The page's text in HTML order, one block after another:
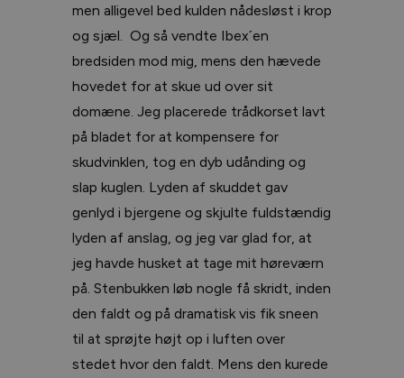
men alligevel bed kulden nådesløst i krop
og sjæl. Og så vendte Ibex´en
bredsiden mod mig, mens den hævede
hovedet for at skue ud over sit
domæne. Jeg placerede trådkorset lavt
på bladet for at kompensere for
skudvinklen, tog en dyb udånding og
slap kuglen. Lyden af skuddet gav
genlyd i bjergene og skjulte fuldstændig
lyden af anslag, og jeg var glad for, at
jeg havde husket at tage mit høreværn
på. Stenbukken løb nogle få skridt, inden
den faldt og på dramatisk vis fik sneen
til at sprøjte højt op i luften over
stedet hvor den faldt. Mens den kurede